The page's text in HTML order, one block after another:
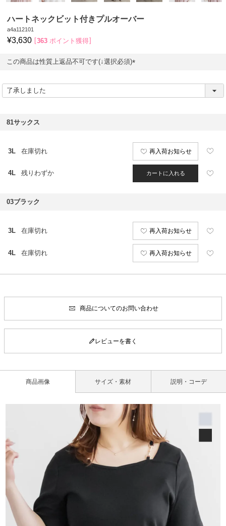
ハートネックビット付きプルオーバー
a4a112101
¥3,630 363 ポイント獲得
この商品は性質上返品不可です(↓選択必須)
必
81サックス
3L 在庫切れ 再入荷お知らせ
4L 残りわずか カートに入れる
03ブラック
3L 在庫切れ 再入荷お知らせ
4L 在庫切れ 再入荷お知らせ
商品についてのお問い合わせ
レビューを書く
商品画像 サイズ・素材 説明・コーデ